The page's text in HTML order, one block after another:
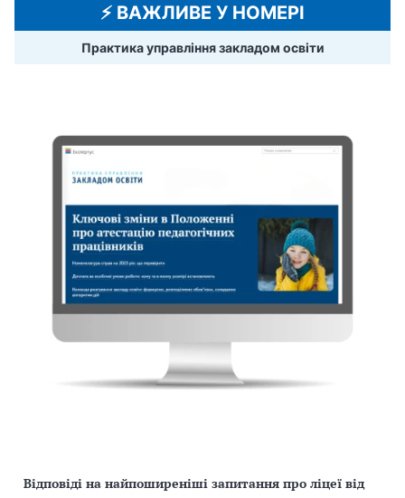
⚡️ ВАЖЛИВЕ У НОМЕРІ
Практика управління закладом освіти
Відповіді на найпоширеніші запитання про ліцеї від